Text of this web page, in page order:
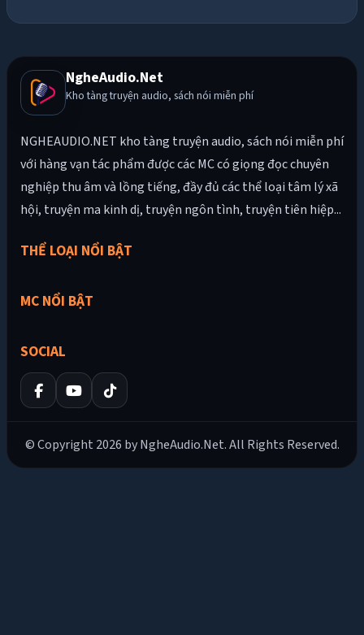
NgheAudio.Net
Kho tàng truyện audio, sách nói miễn phí
NGHEAUDIO.NET kho tàng truyện audio, sách nói miễn phí
với hàng vạn tác phẩm được các MC có giọng đọc chuyên
nghiệp thu âm và lồng tiếng, đầy đủ các thể loại tâm lý xã
hội, truyện ma kinh dị, truyện ngôn tình, truyện tiên hiệp...
THỂ LOẠI NỔI BẬT
MC NỔI BẬT
SOCIAL
© Copyright 2026 by NgheAudio.Net. All Rights Reserved.